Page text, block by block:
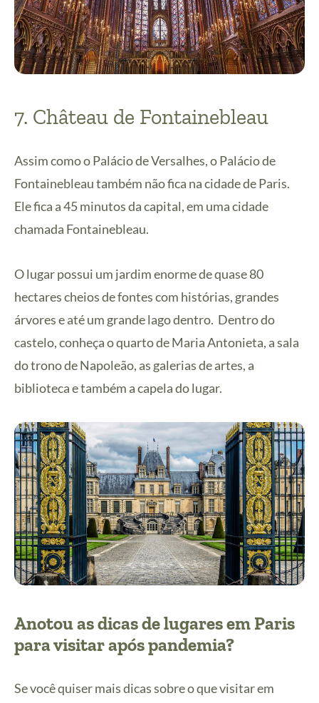
7. Château de Fontainebleau
Assim como o Palácio de Versalhes, o Palácio de
Fontainebleau também não fica na cidade de Paris.
Ele fica a 45 minutos da capital, em uma cidade
chamada Fontainebleau.
O lugar possui um jardim enorme de quase 80
hectares cheios de fontes com histórias, grandes
árvores e até um grande lago dentro. Dentro do
castelo, conheça o quarto de Maria Antonieta, a sala
do trono de Napoleão, as galerias de artes, a
biblioteca e também a capela do lugar.
Anotou as dicas de lugares em Paris
para visitar após pandemia?
Se você quiser mais dicas sobre o que visitar em